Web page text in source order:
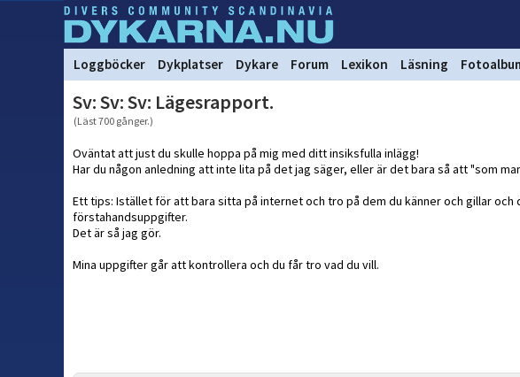
Loggböcker Dykplatser Dykare Forum Lexikon Läsning
Sv: Sv: Sv: Lägesrapport.
(Läst 700 gånger.)
Oväntat att just du skulle hoppa på mig med ditt insiksfulla inlägg!
Har du någon anledning att inte lita på det jag säger, eller är det bara så att "som
Ett tips: Istället för att bara sitta på internet och tro på dem du känner och gillar
förstahandsuppgifter.
Det är så jag gör.
Mina uppgifter går att kontrollera och du får tro vad du vill.